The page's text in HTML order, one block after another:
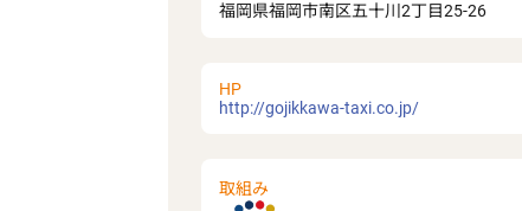
福岡県福岡市南区五十川2丁目25-26
HP
http://gojikkawa-taxi.co.jp/
取組み